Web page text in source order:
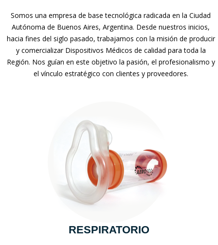
Somos una empresa de base tecnológica radicada en la Ciudad
Autónoma de Buenos Aires, Argentina. Desde nuestros inicios,
hacia fines del siglo pasado, trabajamos con la misión de producir
y comercializar Dispositivos Médicos de calidad para toda la
Región. Nos guían en este objetivo la pasión, el profesionalismo y
el vínculo estratégico con clientes y proveedores.
RESPIRATORIO